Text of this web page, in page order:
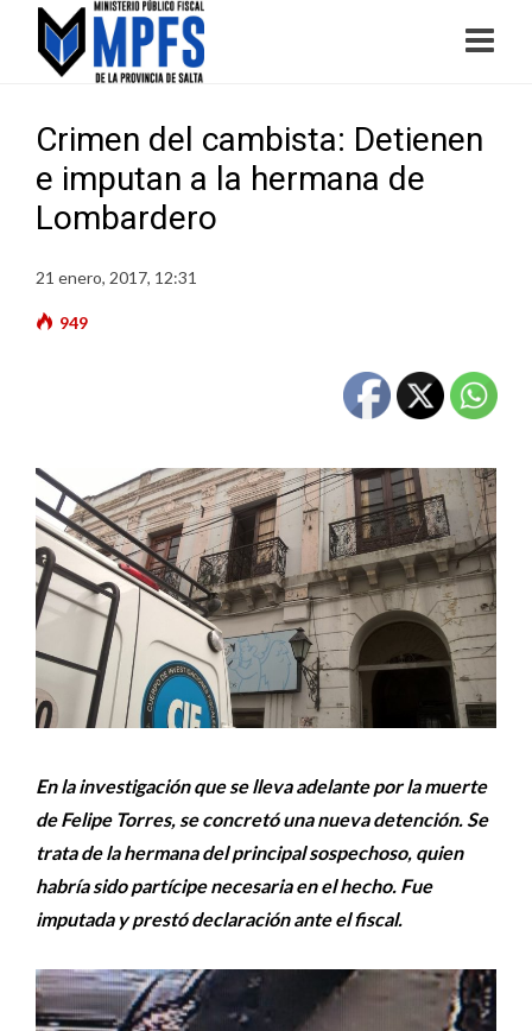
Crimen del cambista: Detienen
e imputan a la hermana de
Lombardero
21 enero, 2017, 12:31
949
En la investigación que se lleva adelante por la muerte
de Felipe Torres, se concretó una nueva detención. Se
trata de la hermana del principal sospechoso, quien
habría sido partícipe necesaria en el hecho. Fue
imputada y prestó declaración ante el fiscal.